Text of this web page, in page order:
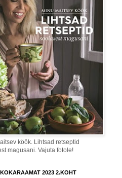
köök. Lihtsad retseptid
magusani. Vajuta fotole!
2023 2.KOHT